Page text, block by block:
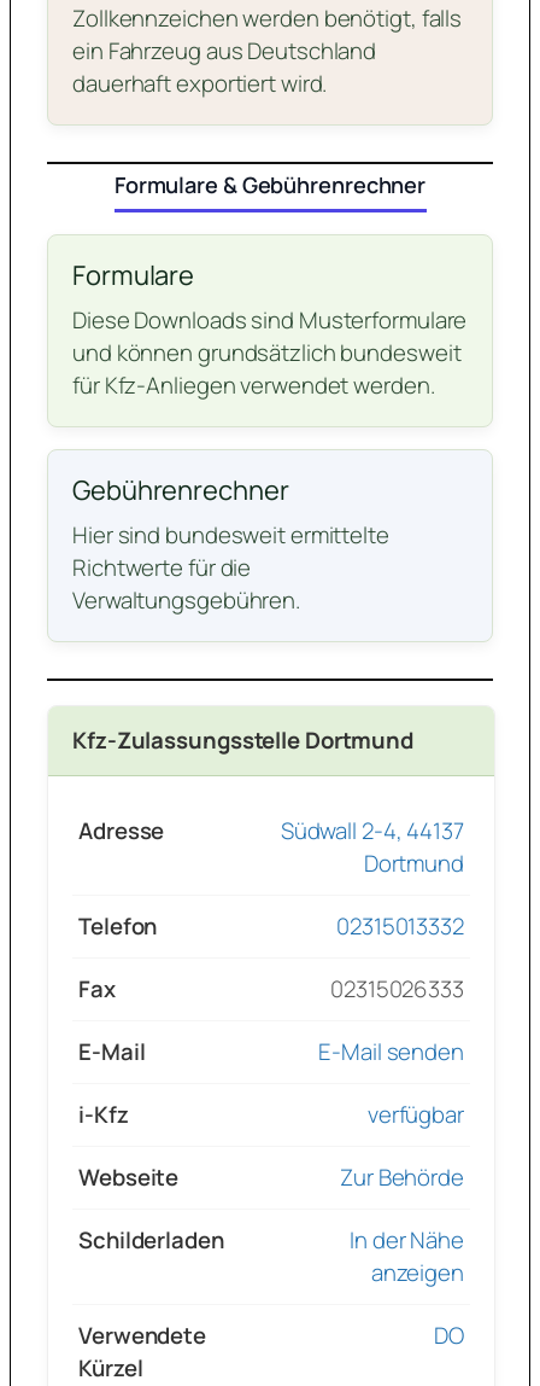
Zollkennzeichen werden benötigt, falls
ein Fahrzeug aus Deutschland
dauerhaft exportiert wird.
Formulare & Gebührenrechner
Formulare
Diese Downloads sind Musterformulare
und können grundsätzlich bundesweit
für Kfz-Anliegen verwendet werden.
Gebührenrechner
Hier sind bundesweit ermittelte
Richtwerte für die
Verwaltungsgebühren.
Kfz-Zulassungsstelle Dortmund
Adresse
Südwall 2-4, 44137
Dortmund
Telefon
02315013332
Fax
02315026333
E-Mail
E-Mail senden
i-Kfz
verfügbar
Webseite
Zur Behörde
Schilderladen
In der Nähe
anzeigen
Verwendete
Kürzel
DO